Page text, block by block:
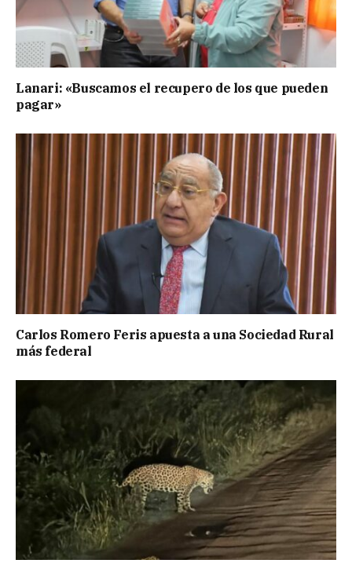
Lanari: «Buscamos el recupero de los que pueden
pagar»
Carlos Romero Feris apuesta a una Sociedad Rural
más federal